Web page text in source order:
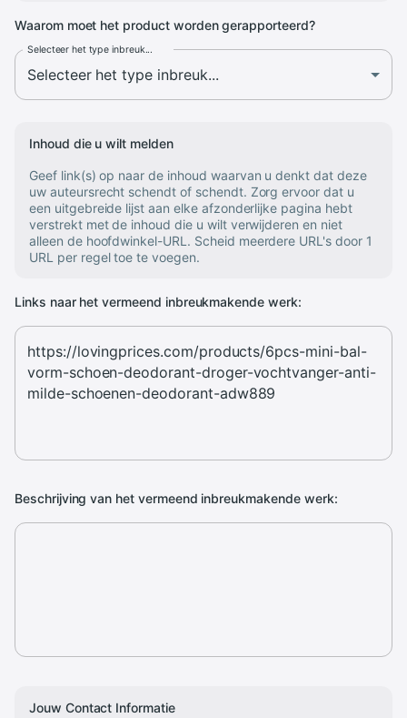
Waarom moet het product worden gerapporteerd?
Selecteer het type inbreuk...
Inhoud die u wilt melden
Geef link(s) op naar de inhoud waarvan u denkt dat deze
uw auteursrecht schendt of schendt. Zorg ervoor dat u
een uitgebreide lijst aan elke afzonderlijke pagina hebt
verstrekt met de inhoud die u wilt verwijderen en niet
alleen de hoofdwinkel-URL. Scheid meerdere URL's door 1
URL per regel toe te voegen.
Links naar het vermeend inbreukmakende werk:
Beschrijving van het vermeend inbreukmakende werk:
Jouw Contact Informatie